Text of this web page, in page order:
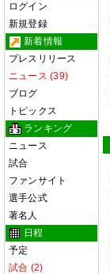
ログイン
新規登録
新着情報
プレスリリース
ニュース (39)
ブログ
トピックス
ランキング
ニュース
試合
ファンサイト
選手公式
著名人
日程
予定
試合 (2)